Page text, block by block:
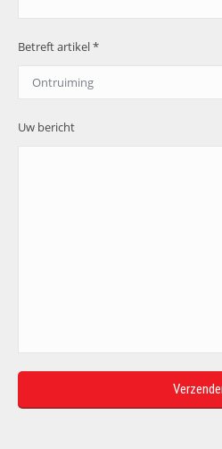
Betreft artikel *
Uw bericht